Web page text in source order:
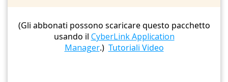
(Gli abbonati possono scaricare questo pacchetto
usando il CyberLink Application
Manager.) Tutoriali Video